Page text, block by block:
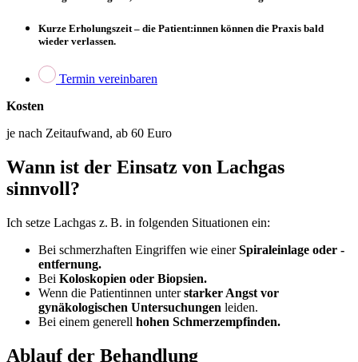
Kurze Erholungszeit – die Patient:innen können die Praxis bald
wieder verlassen.
Termin vereinbaren
Kosten
je nach Zeitaufwand, ab 60 Euro
Wann ist der Einsatz von Lachgas
sinnvoll?
Ich setze Lachgas z. B. in folgenden Situationen ein:
Bei schmerzhaften Eingriffen wie einerSpiraleinlage oder -
entfernung.
Bei Koloskopien oder Biopsien.
Wenn die Patientinnen unterstarker Angst vor
gynäkologischen Untersuchungen leiden.
Bei einem generell hohen Schmerzempfinden.
Ablauf der Behandlung